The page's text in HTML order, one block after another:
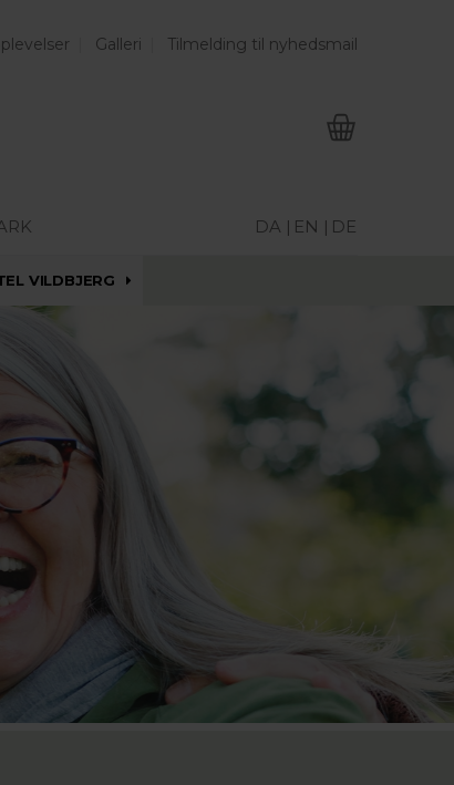
Galleri Tilmelding til nyhedsmail
DA | EN | DE
VILDBJERG